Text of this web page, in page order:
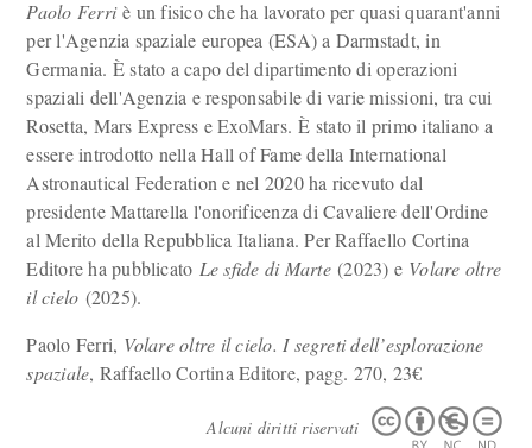
Paolo Ferriè un fisico che ha lavorato per quasi quarant'anni
per l'Agenzia spaziale europea (ESA) a Darmstadt, in
Germania. È stato a capo del dipartimento di operazioni
spaziali dell'Agenzia e responsabile di varie missioni, tra cui
Rosetta, Mars Express e ExoMars. È stato il primo italiano a
essere introdotto nella Hall of Fame della International
Astronautical Federation e nel 2020 ha ricevuto dal
presidente Mattarella l'onorificenza di Cavaliere dell'Ordine
al Merito della Repubblica Italiana. Per Raffaello Cortina
Editore ha pubblicato Le sfide di Marte(2023) e Volare oltre
il cielo (2025).
Paolo Ferri, Volare oltre il cielo. I segreti dell’esplorazione
spaziale, Raffaello Cortina Editore, pagg. 270, 23€
Alcuni diritti riservati